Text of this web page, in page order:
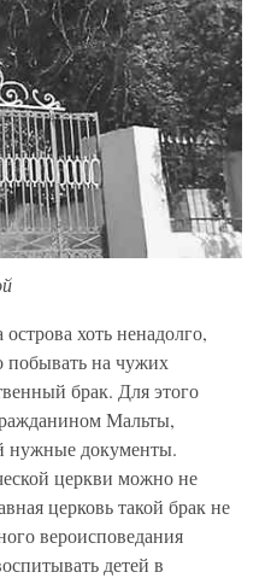
хоть ненадолго,
побывать на чужих
брак. Для этого
Мальты,
нужные документы.
церкви можно не
церковь такой брак не
вероисповедания
детей в